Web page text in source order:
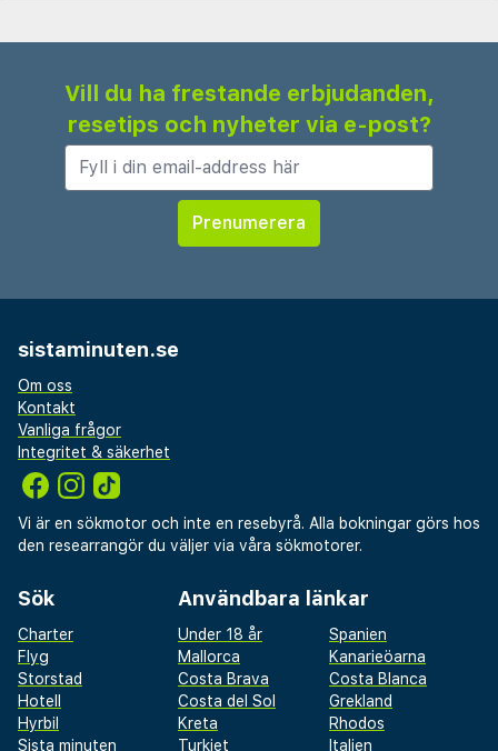
Vill du ha frestande erbjudanden,
resetips och nyheter via e-post?
sistaminuten.se
Om oss
Kontakt
Vanliga frågor
Integritet & säkerhet
Vi är en sökmotor och inte en resebyrå. Alla bokningar görs hos
den researrangör du väljer via våra sökmotorer.
Sök
Charter
Flyg
Storstad
Hotell
Hyrbil
Sista minuten
Användbara länkar
Under 18 år
Spanien
Mallorca
Kanarieöarna
Costa Brava
Costa Blanca
Costa del Sol
Grekland
Kreta
Rhodos
Turkiet
Italien